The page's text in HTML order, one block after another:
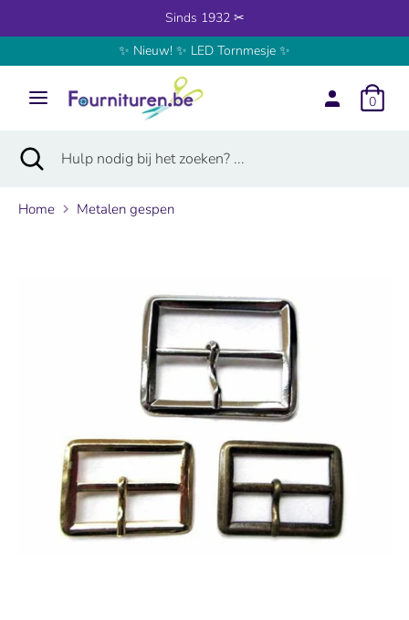
naar
Sinds 1932 ✂
✨ Nieuw! ✨ LED Tornmesje ✨
0
nodig
zoeken?
Zoeken Hulp
het
Zoekopdracht
sluiten
Home Metalen gespen